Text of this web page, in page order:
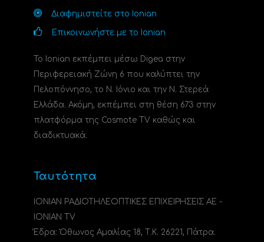
Διαφημιστείτε στο Ionian
Επικοινωνήστε με το Ionian
Το Ionian εκπέμπει μέσω Digea στην
Περιφερειακή Ζώνη 6 που καλύπτει την
Πελοπόννησο, το N. Ιόνιο και την Ν. Στερεά
Ελλάδα. Ακόμη, εκπέμπει στη θέση 673 στην
πλατφόρμα της Cosmote TV καθώς και
διαδικτυακά.
Ταυτότητα
ΙΟΝΙΑΝ ΡΑΔΙΟΤΗΛΕΟΠΤΙΚΕΣ ΕΠΙΧΕΙΡΗΣΕΙΣ ΑΕ -
IONIAN TV
Έδρα: Όθωνος Αμαλίας 18, Τ.Κ. 26221, Πάτρα.